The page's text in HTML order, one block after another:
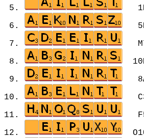
5.
6.
7.
8.
9.
10.
11.
12.